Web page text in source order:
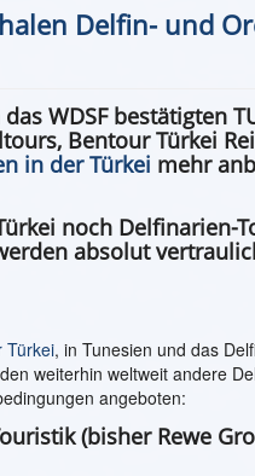
Delfin- und
WDSF bestätigten
Bentour Türkei
in der Türkei mehr
noch Delfinarien-
absolut
Türkei, in Tunesien und das
weiterhin weltweit andere
angeboten:
(bisher Rewe